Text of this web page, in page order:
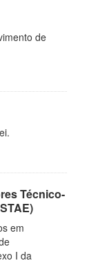
de
Técnico-
em
I da